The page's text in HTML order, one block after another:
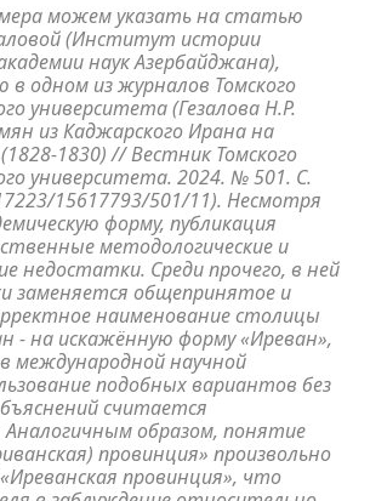
можем указать на статью
(Институт истории
наук Азербайджана),
в одном из журналов Томского
университета (Гезалова Н.Р.
из Каджарского Ирана на
1830) // Вестник Томского
университета. 2024. № 501. С.
15617793/501/11). Несмотря
форму, публикация
методологические и
недостатки. Среди прочего, в ней
заменяется общепринятое и
наименование столицы
- на искажённую форму «Иреван»,
международной научной
подобных вариантов без
считается
образом, понятие
провинция» произвольно
провинция», что